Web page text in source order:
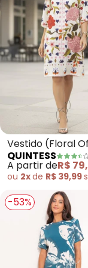
Vestido (Floral
em Malha Fria
QUINTESS
A partir deR$
ou 2xde R$ 39,99
-53%